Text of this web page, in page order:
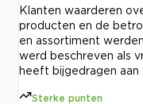
Klanten waarderen
producten en de
en assortiment
werd beschreven als
heeft bijgedragen aan
Sterke punten